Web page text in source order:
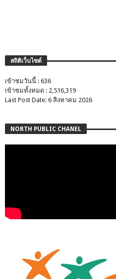
สถิติเว็บไซต์
เข้าชมวันนี้ : 636
เข้าชมทั้งหมด : 2,516,319
Last Post Date: 6 สิงหาคม 2026
NORTH PUBLIC CHANEL